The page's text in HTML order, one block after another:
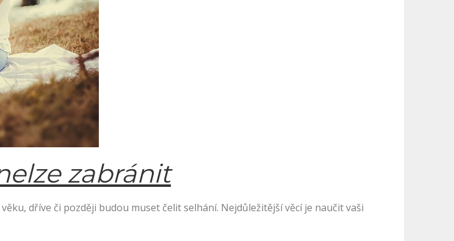
zabránit
dříve či později budou muset čelit selhání. Nejdůležitější věcí je naučit vaši